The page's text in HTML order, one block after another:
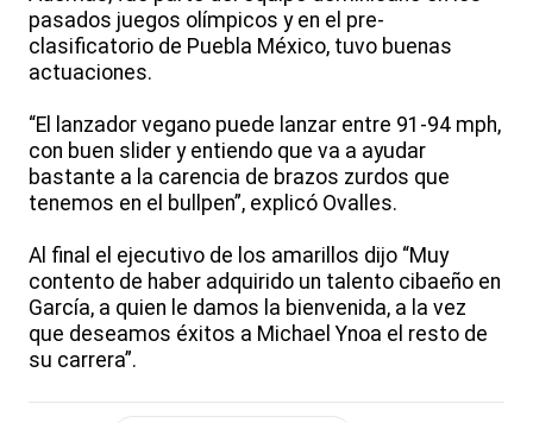
pasados juegos olímpicos y en el pre-
clasificatorio de Puebla México, tuvo buenas
actuaciones.
“El lanzador vegano puede lanzar entre 91-94 mph,
con buen slider y entiendo que va a ayudar
bastante a la carencia de brazos zurdos que
tenemos en el bullpen”, explicó Ovalles.
Al final el ejecutivo de los amarillos dijo “Muy
contento de haber adquirido un talento cibaeño en
García, a quien le damos la bienvenida, a la vez
que deseamos éxitos a Michael Ynoa el resto de
su carrera”.